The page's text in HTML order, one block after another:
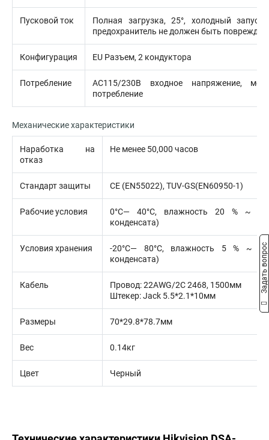
Пусковой ток
Полная загрузка, 25°, холодный запуск,
предохранитель не должен быть поврежден
Конфигурация EU Разъем, 2 кондуктора
Потребление
АС115/230В входное напряжение,
потребление
Механические характеристики
Наработка на
отказ
Не менее 50,000 часов
Стандарт защиты CE (EN55022), TUV-GS(EN60950-1)
Рабочие условия
0°C— 40°C, влажность 20 % ~
конденсата)
Условия хранения
-20°C— 80°C, влажность 5 % ~
конденсата)
Кабель
Провод: 22AWG/2C 2468, 1500мм
Штекер: Jack 5.5*2.1*10мм
Размеры 70*29.8*78.7мм
Вес 0.14кг
Цвет Черный
Задать вопрос